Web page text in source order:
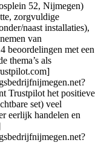
52, Nijmegen)
zorgvuldige
naast installaties),
van
beoordelingen met een
thema’s als
Trustpilot het positieve
set) veel
eerlijk handelen en